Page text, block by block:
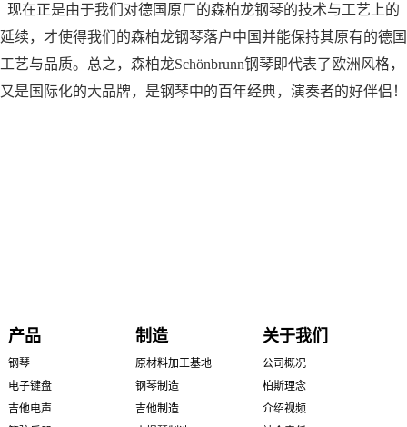
现在正是由于我们对德国原厂的森柏龙钢琴的技术与工艺上的
延续，才使得我们的森柏龙钢琴落户中国并能保持其原有的德国
工艺与品质。总之，森柏龙Schönbrunn钢琴即代表了欧洲风格，
又是国际化的大品牌，是钢琴中的百年经典，演奏者的好伴侣！
产品
钢琴
电子键盘
吉他电声
制造
原材料加工基地
钢琴制造
吉他制造
关于我们
公司概况
柏斯理念
介绍视频